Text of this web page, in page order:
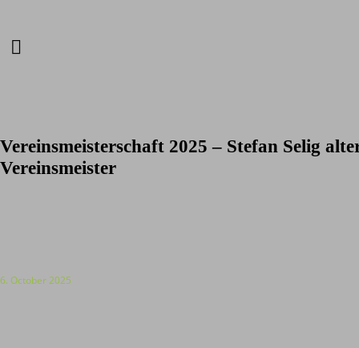
Vereinsmeisterschaft 2025 – Stefan Selig
Vereinsmeister
6. October 2025